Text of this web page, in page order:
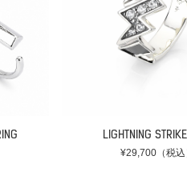
LIGHTNING
¥29,700（税込